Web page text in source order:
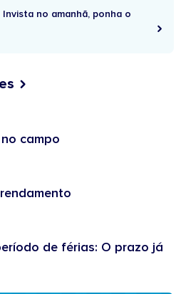
no amanhã, ponha o
campo
de férias: O prazo já